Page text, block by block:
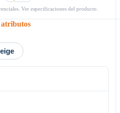
Ver especificaciones del producto.
atributos